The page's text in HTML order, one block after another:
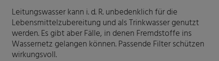
Leitungswasser kann i. d. R. unbedenklich für die
Lebensmittelzubereitung und als Trinkwasser genutzt
werden. Es gibt aber Fälle, in denen Fremdstoffe ins
Wassernetz gelangen können. Passende Filter schützen
wirkungsvoll.